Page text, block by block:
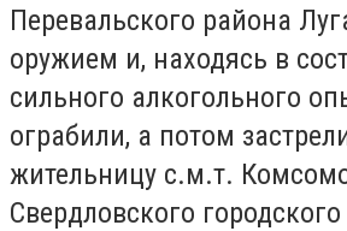
Перевальского района
оружием и, находясь в
сильного алкогольного
ограбили, а потом
жительницу с.м.т.
Свердловского городского